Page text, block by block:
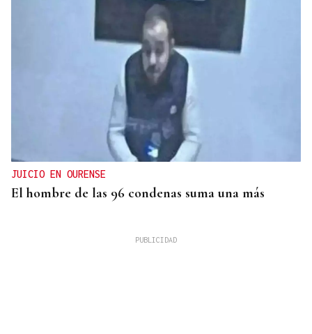
JUICIO EN OURENSE
El hombre de las 96 condenas suma una más